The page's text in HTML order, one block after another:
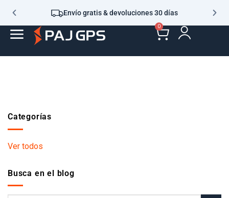
Envío gratis & devoluciones 30 días
0
Categorías
Ver todos
Busca en el blog